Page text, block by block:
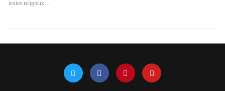
textes religieux…